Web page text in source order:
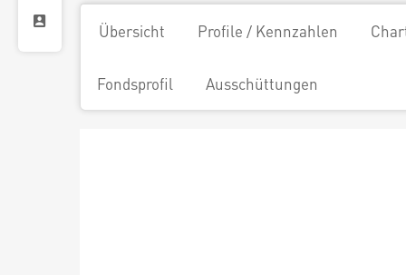
Übersicht Profile / Kennzahlen
Fondsprofil Ausschüttungen